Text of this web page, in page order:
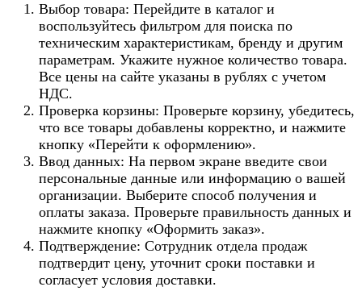
Выбор товара: Перейдите в каталог и
воспользуйтесь фильтром для поиска по
техническим характеристикам, бренду и другим
параметрам. Укажите нужное количество товара.
Все цены на сайте указаны в рублях с учетом
НДС.
Проверка корзины: Проверьте корзину, убедитесь,
что все товары добавлены корректно, и нажмите
кнопку «Перейти к оформлению».
Ввод данных: На первом экране введите свои
персональные данные или информацию о вашей
организации. Выберите способ получения и
оплаты заказа. Проверьте правильность данных и
нажмите кнопку «Оформить заказ».
Подтверждение: Сотрудник отдела продаж
подтвердит цену, уточнит сроки поставки и
согласует условия доставки.